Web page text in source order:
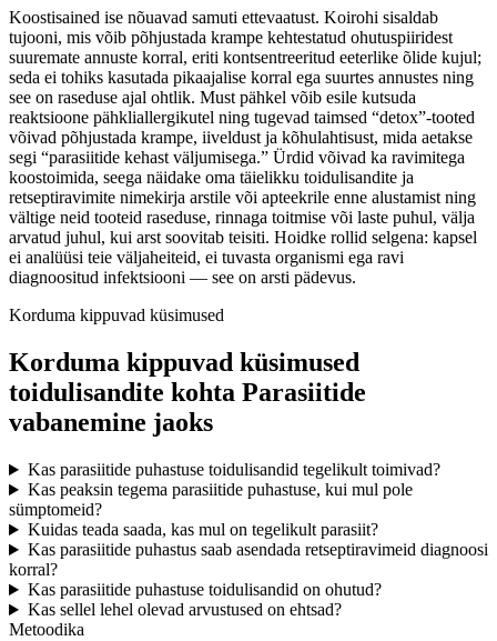
Koostisained ise nõuavad samuti ettevaatust. Koirohi sisaldab
tujooni, mis võib põhjustada krampe kehtestatud ohutuspiiridest
suuremate annuste korral, eriti kontsentreeritud eeterlike õlide kujul;
seda ei tohiks kasutada pikaajalise korral ega suurtes annustes ning
see on raseduse ajal ohtlik. Must pähkel võib esile kutsuda
reaktsioone pähkliallergikutel ning tugevad taimsed “detox”-tooted
võivad põhjustada krampe, iiveldust ja kõhulahtisust, mida aetakse
segi “parasiitide kehast väljumisega.” Ürdid võivad ka ravimitega
koostoimida, seega näidake oma täielikku toidulisandite ja
retseptiravimite nimekirja arstile või apteekrile enne alustamist ning
vältige neid tooteid raseduse, rinnaga toitmise või laste puhul, välja
arvatud juhul, kui arst soovitab teisiti. Hoidke rollid selgena: kapsel
ei analüüsi teie väljaheiteid, ei tuvasta organismi ega ravi
diagnoositud infektsiooni — see on arsti pädevus.
Korduma kippuvad küsimused
Korduma kippuvad küsimused
toidulisandite kohta Parasiitide
vabanemine jaoks
Kas parasiitide puhastuse toidulisandid tegelikult toimivad?
Kas peaksin tegema parasiitide puhastuse, kui mul pole
sümptomeid?
Kuidas teada saada, kas mul on tegelikult parasiit?
Kas parasiitide puhastus saab asendada retseptiravimeid diagnoosi
korral?
Kas parasiitide puhastuse toidulisandid on ohutud?
Kas sellel lehel olevad arvustused on ehtsad?
Metoodika